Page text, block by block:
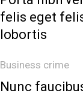
felis eget
lobortis
Business crime
Nunc